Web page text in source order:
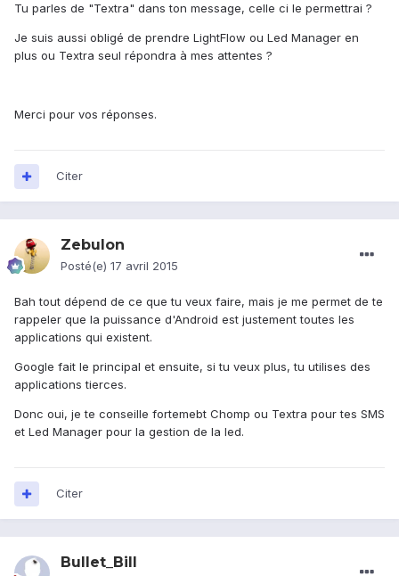
Tu parles de "Textra" dans ton message, celle ci le permettrai ?
Je suis aussi obligé de prendre LightFlow ou Led Manager en
plus ou Textra seul répondra à mes attentes ?
Merci pour vos réponses.
Citer
Zebulon
Posté(e) 17 avril 2015
Bah tout dépend de ce que tu veux faire, mais je me permet de te
rappeler que la puissance d'Android est justement toutes les
applications qui existent.
Google fait le principal et ensuite, si tu veux plus, tu utilises des
applications tierces.
Donc oui, je te conseille fortemebt Chomp ou Textra pour tes SMS
et Led Manager pour la gestion de la led.
Citer
Bullet_Bill